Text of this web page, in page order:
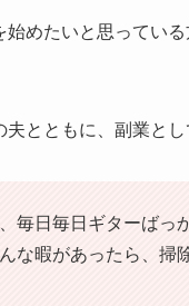
めたいと思ってい
とともに、副業とし
毎日毎日ギターば
な暇があったら、